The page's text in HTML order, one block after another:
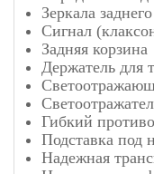
Зеркала
Сигнал
Задняя корзина
Держатель для
Гибкий
Подставка под
Надежная